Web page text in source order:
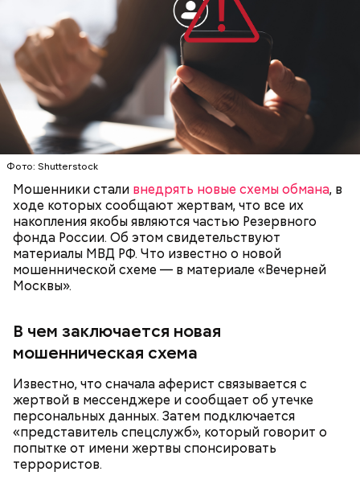
Фото: Shutterstock
Мошенники стали внедрять новые схемы обмана, в
ходе которых сообщают жертвам, что все их
накопления якобы являются частью Резервного
фонда России. Об этом свидетельствуют
материалы МВД РФ. Что известно о новой
мошеннической схеме — в материале «Вечерней
Москвы».
В чем заключается новая
мошенническая схема
Известно, что сначала аферист связывается с
жертвой в мессенджере и сообщает об утечке
персональных данных. Затем подключается
«представитель спецслужб», который говорит о
попытке от имени жертвы спонсировать
террористов.
— Курица сначала обжаривается с небольшим
количеством масла и лука на сковороде. Затем ее
порекомендовал собеседник «ВМ».
Все в противне заливается сливками. По вкусу
можно добавить соль и перец. Сверху блюдо
присыпают свежим базиликом и отправляют в
духовку на 15 минут.
Кроме того, специалист не советует покупать
дыню с вмятиной или перележавшую в магазине
долгое время: